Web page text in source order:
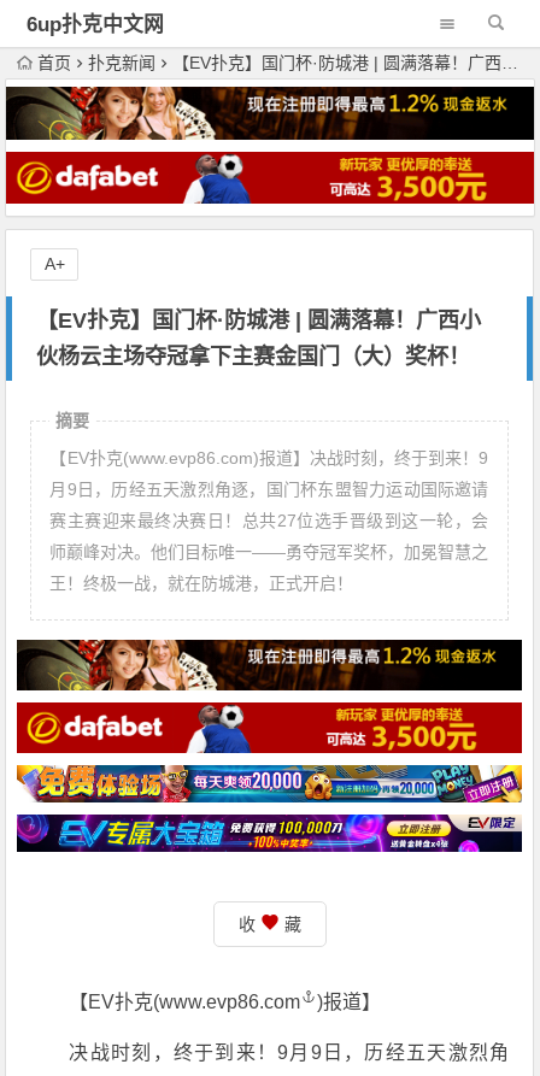
6up扑克中文网
首页 扑克新闻 【EV扑克】国门杯·防城港 | 圆满落幕！广西小伙杨云主场夺冠拿下主赛金国门（大）奖杯！
【EV扑克】国门杯·防城港 | 圆满落幕！广西小
伙杨云主场夺冠拿下主赛金国门（大）奖杯！
A+
摘要
【EV扑克(www.evp86.com)报道】决战时刻，终于到来！9
月9日，历经五天激烈角逐，国门杯东盟智力运动国际邀请
赛主赛迎来最终决赛日！总共27位选手晋级到这一轮，会
师巅峰对决。他们目标唯一——勇夺冠军奖杯，加冕智慧之
王！终极一战，就在防城港，正式开启！
收 藏
【EV扑克(www.evp86.com )报道】
决战时刻，终于到来！9月9日，历经五天激烈角